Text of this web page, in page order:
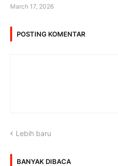
March 17, 2026
POSTING KOMENTAR
Lebih baru
BANYAK DIBACA